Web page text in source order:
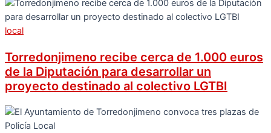
local
Torredonjimeno recibe cerca de 1.000 euros
de la Diputación para desarrollar un
proyecto destinado al colectivo LGTBI